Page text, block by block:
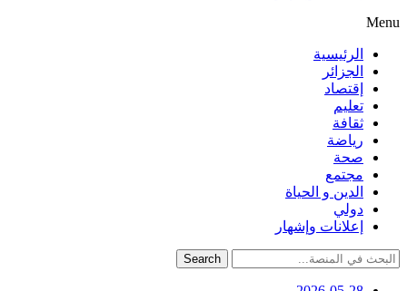
Menu
الرئيسية
الجزائر
إقتصاد
تعليم
ثقافة
رياضة
صحة
مجتمع
الدين و الحياة
دولي
إعلانات وإشهار
Search